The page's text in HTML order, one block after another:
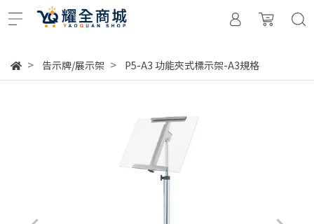
告示牌/展示架 P5-A3 功能夾式標示架-A3規格